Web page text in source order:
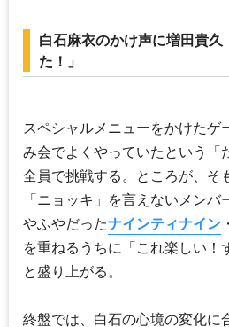
白石麻衣のかけ声に増田貴久
た！」
スペシャルメニューをかけたゲ
み会でよくやっていたという「
全員で挑戦する。ところが、そ
「ニョッキ」を言えないメン
やふやだったナインティナイン ・
を重ねるうちに「これ楽しい！
と盛り上がる。
終盤では、白石の心境の変化に